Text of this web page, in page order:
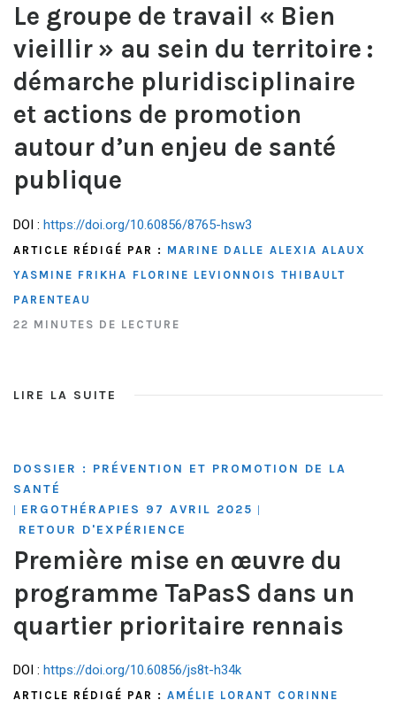
Le groupe de travail « Bien
vieillir » au sein du territoire :
démarche pluridisciplinaire
et actions de promotion
autour d’un enjeu de santé
publique
DOI : https://doi.org/10.60856/8765-hsw3
ARTICLE RÉDIGÉ PAR : MARINE DALLE ALEXIA ALAUX
YASMINE FRIKHA FLORINE LEVIONNOIS THIBAULT
PARENTEAU
22 MINUTES DE LECTURE
LIRE LA SUITE
DOSSIER : PRÉVENTION ET PROMOTION DE LA
SANTÉ
| ERGOTHÉRAPIES 97 AVRIL 2025 |
RETOUR D'EXPÉRIENCE
Première mise en œuvre du
programme TaPasS dans un
quartier prioritaire rennais
DOI : https://doi.org/10.60856/js8t-h34k
ARTICLE RÉDIGÉ PAR : AMÉLIE LORANT CORINNE